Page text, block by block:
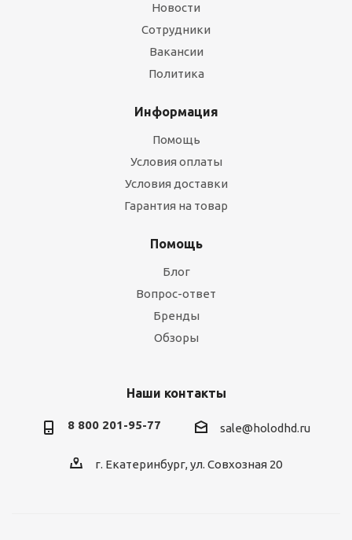
Новости
Сотрудники
Вакансии
Политика
Информация
Помощь
Условия оплаты
Условия доставки
Гарантия на товар
Помощь
Блог
Вопрос-ответ
Бренды
Обзоры
Наши контакты
8 800 201-95-77 sale@holodhd.ru
г. Екатеринбург, ул. Совхозная 20